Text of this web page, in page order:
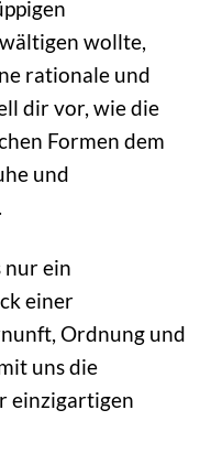
wollte,
rationale und
dir vor, wie die
Formen dem
und
nur ein
einer
Ordnung und
uns die
einzigartigen